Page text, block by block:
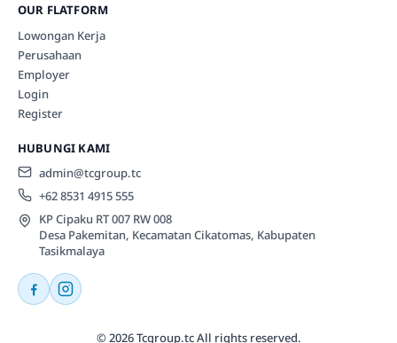
OUR FLATFORM
Lowongan Kerja
Perusahaan
Employer
Login
Register
HUBUNGI KAMI
admin@tcgroup.tc
+62 8531 4915 555
KP Cipaku RT 007 RW 008
Desa Pakemitan, Kecamatan Cikatomas, Kabupaten
Tasikmalaya
© 2026 Tcgroup.tc All rights reserved.